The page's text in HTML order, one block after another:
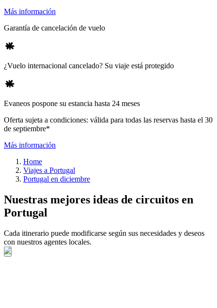
Más información
Garantía de cancelación de vuelo
¿Vuelo internacional cancelado? Su viaje está protegido
Evaneos pospone su estancia hasta 24 meses
Oferta sujeta a condiciones: válida para todas las reservas hasta el 30
de septiembre*
Más información
Home
Viajes a Portugal
Portugal en diciembre
Nuestras mejores ideas de circuitos en
Portugal
Cada itinerario puede modificarse según sus necesidades y deseos
con nuestros agentes locales.